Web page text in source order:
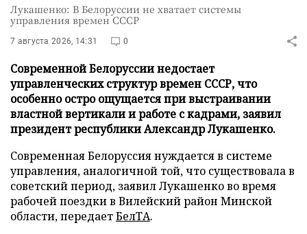
Лукашенко: В Белоруссии не хватает системы
управления времен СССР
7 августа 2026, 14:31 0
Современной Белоруссии недостает
управленческих структур времен СССР, что
особенно остро ощущается при выстраивании
властной вертикали и работе с кадрами, заявил
президент республики Александр Лукашенко.
Современная Белоруссия нуждается в системе
управления, аналогичной той, что существовала в
советский период, заявил Лукашенко во время
рабочей поездки в Вилейский район Минской
области, передаетБелТА.